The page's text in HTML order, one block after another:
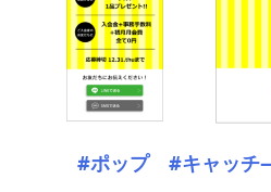
#ポップ #キャッ